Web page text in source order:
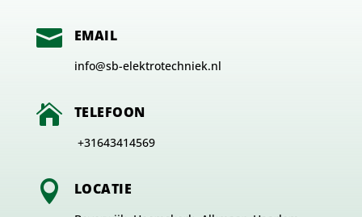
 EMAIL
info@sb-elektrotechniek.nl
 TELEFOON
+31643414569
 LOCATIE